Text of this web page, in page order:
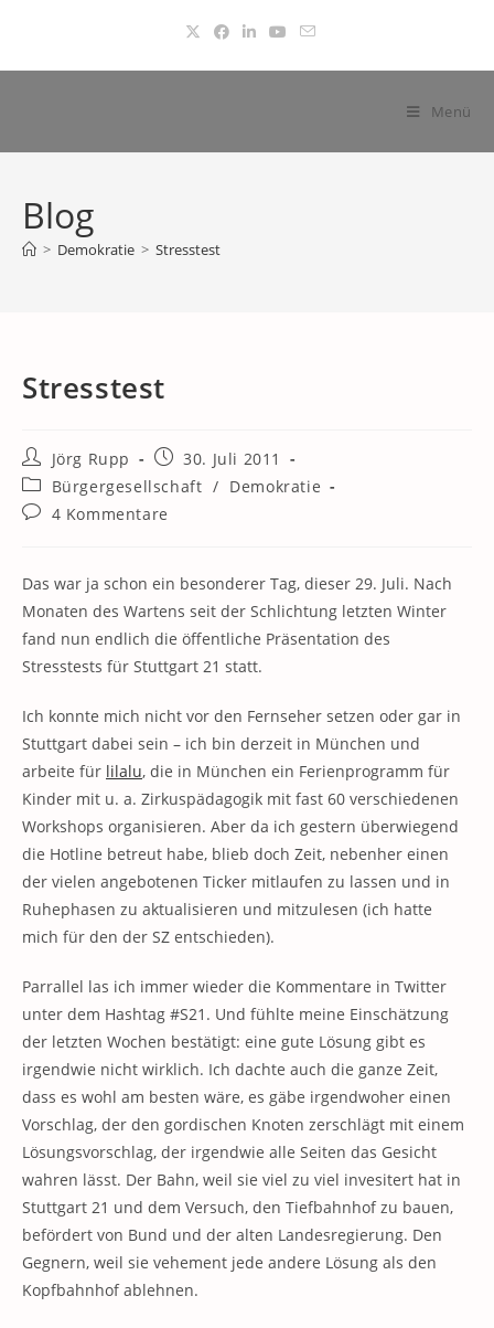
springen
Menü
Blog
> Demokratie > Stresstest
Stresstest
Beitrags-
Autor:
Jörg Rupp
Beitrag
veröffentlicht:
30. Juli 2011
Beitrags-
Kategorie:
Bürgergesellschaft / Demokratie
Beitrags-
4 Kommentare
Das war ja schon ein besonderer Tag, dieser 29. Juli. Nach
Monaten des Wartens seit der Schlichtung letzten Winter
fand nun endlich die öffentliche Präsentation des
Stresstests für Stuttgart 21 statt.
Ich konnte mich nicht vor den Fernseher setzen oder gar in
Stuttgart dabei sein – ich bin derzeit in München und
arbeite für lilalu, die in München ein Ferienprogramm für
Kinder mit u. a. Zirkuspädagogik mit fast 60 verschiedenen
Workshops organisieren. Aber da ich gestern überwiegend
die Hotline betreut habe, blieb doch Zeit, nebenher einen
der vielen angebotenen Ticker mitlaufen zu lassen und in
Ruhephasen zu aktualisieren und mitzulesen (ich hatte
mich für den der SZ entschieden).
Parrallel las ich immer wieder die Kommentare in Twitter
unter dem Hashtag #S21. Und fühlte meine Einschätzung
der letzten Wochen bestätigt: eine gute Lösung gibt es
irgendwie nicht wirklich. Ich dachte auch die ganze Zeit,
dass es wohl am besten wäre, es gäbe irgendwoher einen
Vorschlag, der den gordischen Knoten zerschlägt mit einem
Lösungsvorschlag, der irgendwie alle Seiten das Gesicht
wahren lässt. Der Bahn, weil sie viel zu viel invesitert hat in
Stuttgart 21 und dem Versuch, den Tiefbahnhof zu bauen,
befördert von Bund und der alten Landesregierung. Den
Gegnern, weil sie vehement jede andere Lösung als den
Kopfbahnhof ablehnen.